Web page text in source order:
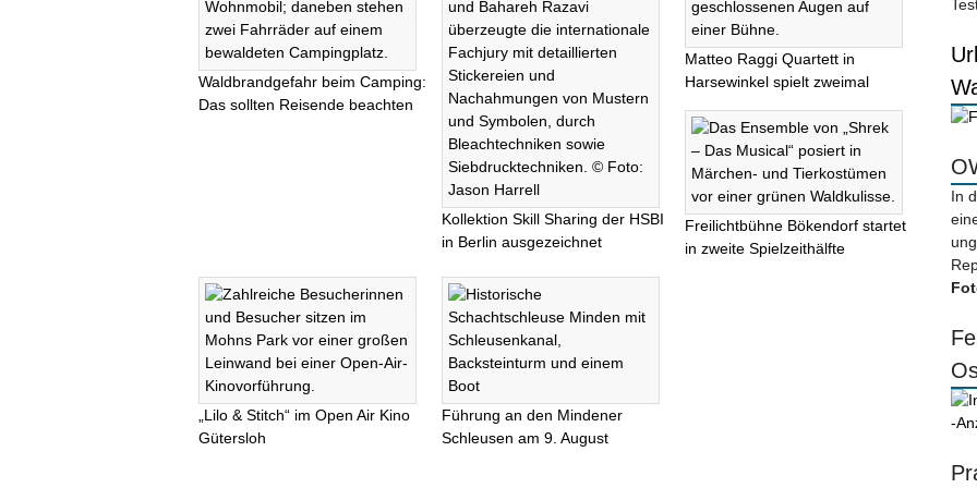
Waldbrandgefahr beim Camping:
Das sollten Reisende beachten
Kollektion Skill Sharing der HSBI
in Berlin ausgezeichnet
Matteo Raggi Quartett in
Harsewinkel spielt zweimal
Freilichtbühne Bökendorf startet
in zweite Spielzeithälfte
„Lilo & Stitch“ im Open Air Kino
Gütersloh
Führung an den Mindener
Schleusen am 9. August
In
-